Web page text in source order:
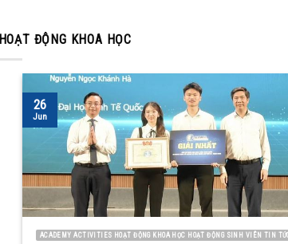
HOẠT ĐỘNG KHOA HỌC
ACADEMY ACTIVITIES HOẠT ĐỘNG KHOA HỌC HOẠT ĐỘNG SINH VIÊN TIN
26
Jun